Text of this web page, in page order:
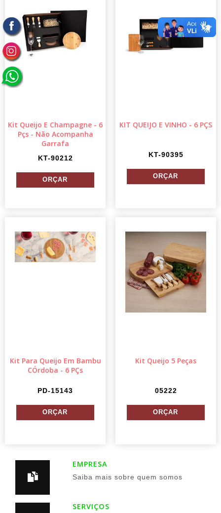
Kit Queijo E Champagne - 6
Pçs - Não Acompanha
Garrafa
KT-90212
KIT QUEIJO E VINHO - 6 PÇS
KT-90395
Kit Para Queijo Em Bambu
CÓrdoba - 6 PÇs
PD-15143
Kit Queijo 5 Peças
05222
EMPRESA
Saiba mais sobre quem somos
SERVIÇOS